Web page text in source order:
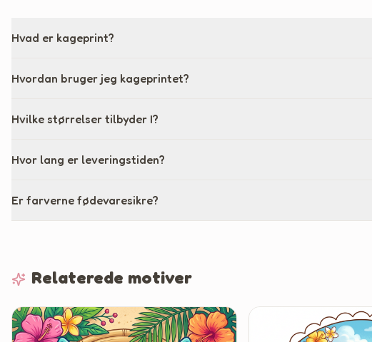
Hvad er kageprint?
Hvordan bruger jeg kageprintet?
Hvilke størrelser tilbyder I?
Hvor lang er leveringstiden?
Er farverne fødevaresikre?
Relaterede motiver